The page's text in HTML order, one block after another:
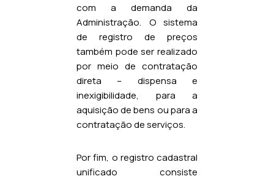
com a demanda da
Administração. O sistema
de registro de preços
também pode ser realizado
por meio de contratação
direta – dispensa e
inexigibilidade, para a
aquisição de bens ou para a
contratação de serviços.
Por fim, o registro cadastral
unificado consiste